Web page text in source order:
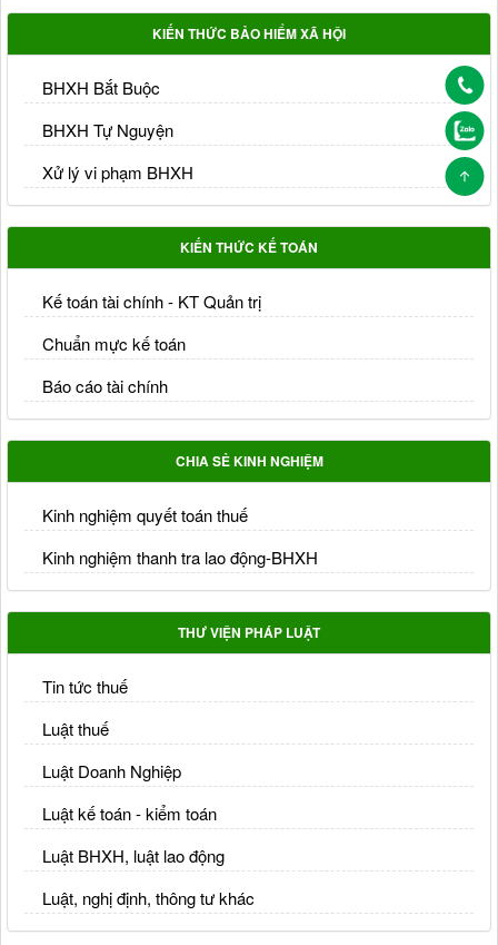
KIẾN THỨC BẢO HIỂM XÃ HỘI
BHXH Bắt Buộc
BHXH Tự Nguyện
Xử lý vi phạm BHXH
KIẾN THỨC KẾ TOÁN
Kế toán tài chính - KT Quản trị
Chuẩn mực kế toán
Báo cáo tài chính
CHIA SẺ KINH NGHIỆM
Kinh nghiệm quyết toán thuế
Kinh nghiệm thanh tra lao động-BHXH
THƯ VIỆN PHÁP LUẬT
Tin tức thuế
Luật thuế
Luật Doanh Nghiệp
Luật kế toán - kiểm toán
Luật BHXH, luật lao động
Luật, nghị định, thông tư khác